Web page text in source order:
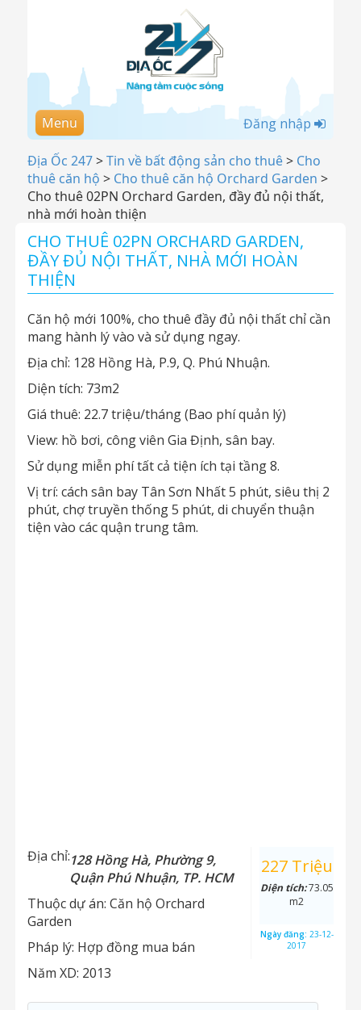
Menu Đăng nhập
Địa Ốc 247>Tin về bất động sản cho thuê> Cho
thuê căn hộ > Cho thuê căn hộ Orchard Garden >
Cho thuê 02PN Orchard Garden, đầy đủ nội thất,
nhà mới hoàn thiện
CHO THUÊ 02PN ORCHARD GARDEN,
ĐẦY ĐỦ NỘI THẤT, NHÀ MỚI HOÀN
THIỆN
Căn hộ mới 100%, cho thuê đầy đủ nội thất chỉ cần
mang hành lý vào và sử dụng ngay.
Địa chỉ: 128 Hồng Hà, P.9, Q. Phú Nhuận.
Diện tích: 73m2
Giá thuê: 22.7 triệu/tháng (Bao phí quản lý)
View: hồ bơi, công viên Gia Định, sân bay.
Sử dụng miễn phí tất cả tiện ích tại tầng 8.
Vị trí: cách sân bay Tân Sơn Nhất 5 phút, siêu thị 2
phút, chợ truyền thống 5 phút, di chuyển thuận
tiện vào các quận trung tâm.
Địa chỉ:128 Hồng Hà, Phường 9,
Quận Phú Nhuận, TP. HCM
Thuộc dự án: Căn hộ Orchard
Garden
Pháp lý: Hợp đồng mua bán
Năm XD: 2013
227 Triệu
Diện tích:73.05
m2
Ngày đăng: 23-12-
2017